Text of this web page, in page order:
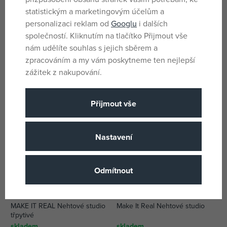
Make it Real Kosmetická sada s
láhví na vodu
skladem
DMOC:329 Kč
142 Kč
Make it Real Kosmetická sada
Butterfly Dreams
skladem
179 Kč
MAKE IT REAL Nehtové studio
třpytivé
Make It Real Nehtové studio
statistickým a marketingovým účelům a
personalizaci reklam od Googlu i dalších
společností. Kliknutím na tlačítko Přijmout vše
nám udělíte souhlas s jejich sběrem a
zpracováním a my vám poskytneme ten nejlepší
zážitek z nakupování.
Přijmout vše
Nastavení
Odmítnout